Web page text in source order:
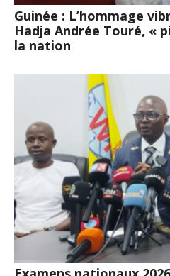
Guinée : L’hommage
Hadja Andrée Touré, «
la nation